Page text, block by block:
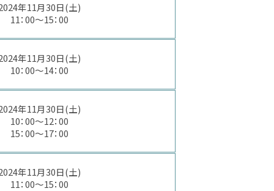
年11月30日(土)
11：00～15：00
年11月30日(土)
10：00～14：00
年11月30日(土)
10：00～12：00
15：00～17：00
年11月30日(土)
11：00～15：00